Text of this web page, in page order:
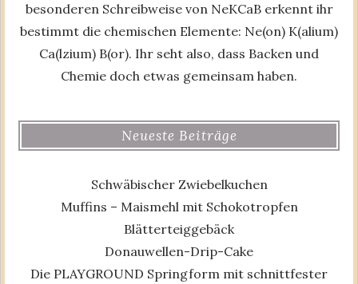
besonderen Schreibweise von NeKCaB erkennt ihr
bestimmt die chemischen Elemente: Ne(on) K(alium)
Ca(lzium) B(or). Ihr seht also, dass Backen und
Chemie doch etwas gemeinsam haben.
Neueste Beiträge
Schwäbischer Zwiebelkuchen
Muffins – Maismehl mit Schokotropfen
Blätterteiggebäck
Donauwellen-Drip-Cake
Die PLAYGROUND Springform mit schnittfester